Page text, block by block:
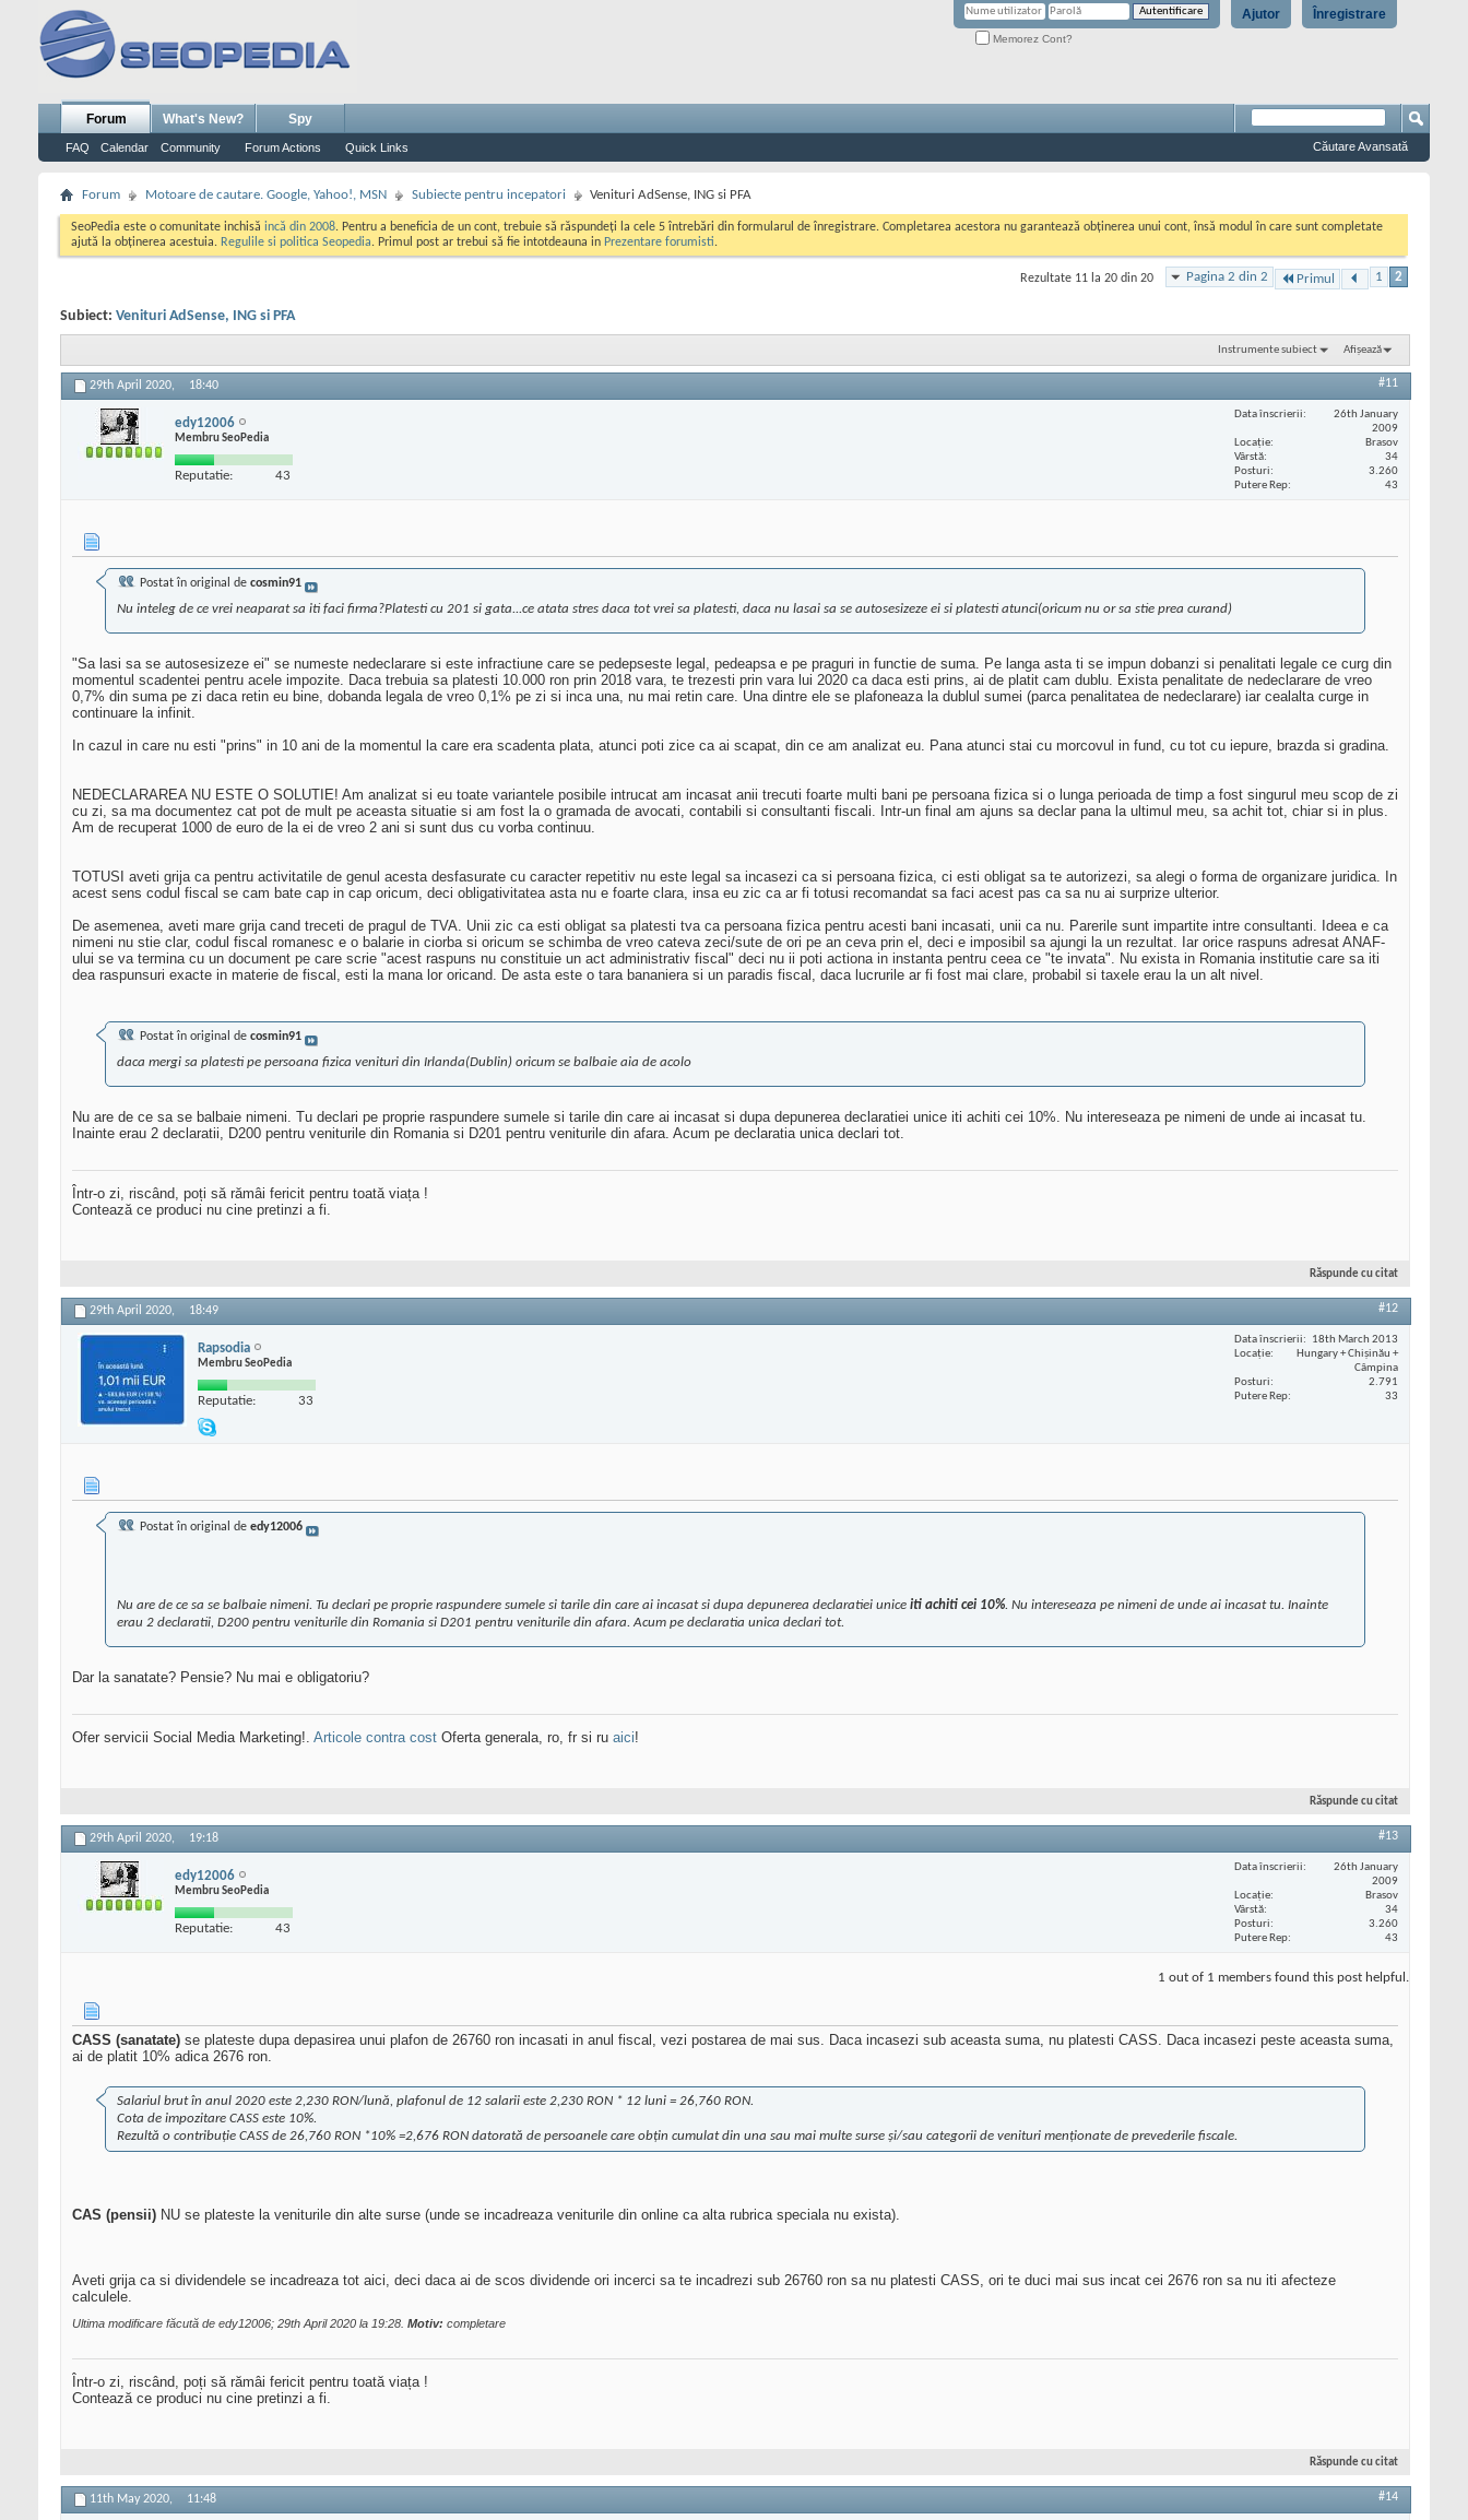
Înregistrare
Ajutor
Memorez Cont?
Forum
FAQ Calendar Community Forum Actions Quick Links
What's New? Spy
Căutare Avansată
Forum Motoare de cautare. Google, Yahoo!, MSN Subiecte pentru incepatori Venituri AdSense, ING si PFA
SeoPedia este o comunitate inchisă incă din 2008. Pentru a beneficia de un cont, trebuie să răspundeți la cele 5 întrebări din formularul de înregistrare. Completarea acestora nu garantează obținerea unui cont, însă modul în care sunt completate
ajută la obținerea acestuia. Regulile si politica Seopedia. Primul post ar trebui să fie intotdeauna in Prezentare forumisti.
Pagina 2 din 2 Primul 1 2
Rezultate 11 la 20 din 20
Subiect: Venituri AdSense, ING si PFA
Instrumente subiect Afișează
29th April 2020, 18:40 #11
edy12006
Membru SeoPedia
Reputatie: 43
Data înscrierii
26th January
2009
Locaţie
Brasov
Vârstă
34
Posturi
3.260
Putere Rep
43
Postat în original de cosmin91
Nu inteleg de ce vrei neaparat sa iti faci firma?Platesti cu 201 si gata...ce atata stres daca tot vrei sa platesti, daca nu lasai sa se autosesizeze ei si platesti atunci(oricum nu or sa stie prea curand)
"Sa lasi sa se autosesizeze ei" se numeste nedeclarare si este infractiune care se pedepseste legal, pedeapsa e pe praguri in functie de suma. Pe langa asta ti se impun dobanzi si penalitati legale ce curg din
momentul scadentei pentru acele impozite. Daca trebuia sa platesti 10.000 ron prin 2018 vara, te trezesti prin vara lui 2020 ca daca esti prins, ai de platit cam dublu. Exista penalitate de nedeclarare de vreo
0,7% din suma pe zi daca retin eu bine, dobanda legala de vreo 0,1% pe zi si inca una, nu mai retin care. Una dintre ele se plafoneaza la dublul sumei (parca penalitatea de nedeclarare) iar cealalta curge in
continuare la infinit.
In cazul in care nu esti "prins" in 10 ani de la momentul la care era scadenta plata, atunci poti zice ca ai scapat, din ce am analizat eu. Pana atunci stai cu morcovul in fund, cu tot cu iepure, brazda si gradina.
NEDECLARAREA NU ESTE O SOLUTIE! Am analizat si eu toate variantele posibile intrucat am incasat anii trecuti foarte multi bani pe persoana fizica si o lunga perioada de timp a fost singurul meu scop de zi
cu zi, sa ma documentez cat pot de mult pe aceasta situatie si am fost la o gramada de avocati, contabili si consultanti fiscali. Intr-un final am ajuns sa declar pana la ultimul meu, sa achit tot, chiar si in plus.
Am de recuperat 1000 de euro de la ei de vreo 2 ani si sunt dus cu vorba continuu.
TOTUSI aveti grija ca pentru activitatile de genul acesta desfasurate cu caracter repetitiv nu este legal sa incasezi ca si persoana fizica, ci esti obligat sa te autorizezi, sa alegi o forma de organizare juridica. In
acest sens codul fiscal se cam bate cap in cap oricum, deci obligativitatea asta nu e foarte clara, insa eu zic ca ar fi totusi recomandat sa faci acest pas ca sa nu ai surprize ulterior.
De asemenea, aveti mare grija cand treceti de pragul de TVA. Unii zic ca esti obligat sa platesti tva ca persoana fizica pentru acesti bani incasati, unii ca nu. Parerile sunt impartite intre consultanti. Ideea e ca
nimeni nu stie clar, codul fiscal romanesc e o balarie in ciorba si oricum se schimba de vreo cateva zeci/sute de ori pe an ceva prin el, deci e imposibil sa ajungi la un rezultat. Iar orice raspuns adresat ANAF-
ului se va termina cu un document pe care scrie "acest raspuns nu constituie un act administrativ fiscal" deci nu ii poti actiona in instanta pentru ceea ce "te invata". Nu exista in Romania institutie care sa iti
dea raspunsuri exacte in materie de fiscal, esti la mana lor oricand. De asta este o tara bananiera si un paradis fiscal, daca lucrurile ar fi fost mai clare, probabil si taxele erau la un alt nivel.
Postat în original de cosmin91
daca mergi sa platesti pe persoana fizica venituri din Irlanda(Dublin) oricum se balbaie aia de acolo
Nu are de ce sa se balbaie nimeni. Tu declari pe proprie raspundere sumele si tarile din care ai incasat si dupa depunerea declaratiei unice iti achiti cei 10%. Nu intereseaza pe nimeni de unde ai incasat tu.
Inainte erau 2 declaratii, D200 pentru veniturile din Romania si D201 pentru veniturile din afara. Acum pe declaratia unica declari tot.
Într-o zi, riscând, poți să rămâi fericit pentru toată viața !
Contează ce produci nu cine pretinzi a fi.
Răspunde cu citat
29th April 2020, 18:49 #12
Rapsodia
Membru SeoPedia
Reputatie: 33
Data înscrierii
18th March 2013
Locaţie
Hungary + Chișinău +
Câmpina
Posturi
2.791
Putere Rep
33
Postat în original de edy12006
Nu are de ce sa se balbaie nimeni. Tu declari pe proprie raspundere sumele si tarile din care ai incasat si dupa depunerea declaratiei unice iti achiti cei 10%. Nu intereseaza pe nimeni de unde ai incasat tu. Inainte
erau 2 declaratii, D200 pentru veniturile din Romania si D201 pentru veniturile din afara. Acum pe declaratia unica declari tot.
Dar la sanatate? Pensie? Nu mai e obligatoriu?
Ofer servicii Social Media Marketing!. Articole contra cost Oferta generala, ro, fr si ru aici!
Răspunde cu citat
29th April 2020, 19:18 #13
edy12006
Membru SeoPedia
Reputatie: 43
Data înscrierii
26th January
2009
Locaţie
Brasov
Vârstă
34
Posturi
3.260
Putere Rep
43
1 out of 1 members found this post helpful.
CASS (sanatate) se plateste dupa depasirea unui plafon de 26760 ron incasati in anul fiscal, vezi postarea de mai sus. Daca incasezi sub aceasta suma, nu platesti CASS. Daca incasezi peste aceasta suma,
ai de platit 10% adica 2676 ron.
Salariul brut în anul 2020 este 2,230 RON/lună, plafonul de 12 salarii este 2,230 RON * 12 luni = 26,760 RON.
Cota de impozitare CASS este 10%.
Rezultă o contribuție CASS de 26,760 RON *10% =2,676 RON datorată de persoanele care obțin cumulat din una sau mai multe surse și/sau categorii de venituri menționate de prevederile fiscale.
CAS (pensii) NU se plateste la veniturile din alte surse (unde se incadreaza veniturile din online ca alta rubrica speciala nu exista).
Aveti grija ca si dividendele se incadreaza tot aici, deci daca ai de scos dividende ori incerci sa te incadrezi sub 26760 ron sa nu platesti CASS, ori te duci mai sus incat cei 2676 ron sa nu iti afecteze
calculele.
Ultima modificare făcută de edy12006; 29th April 2020 la 19:28 Motiv: completare
Într-o zi, riscând, poți să rămâi fericit pentru toată viața !
Contează ce produci nu cine pretinzi a fi.
Răspunde cu citat
11th May 2020, 11:48 #14